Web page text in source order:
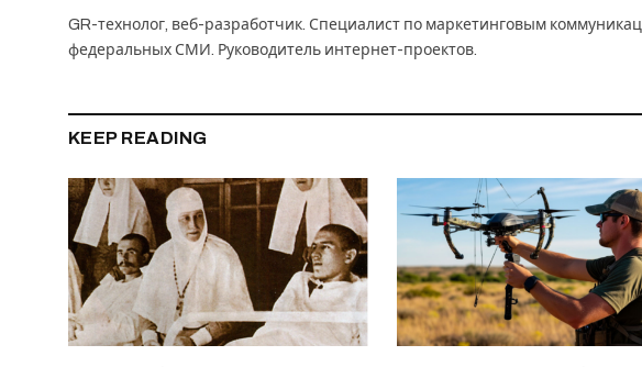
GR-технолог, веб-разработчик. Специалист по маркетинговым
федеральных СМИ. Руководитель интернет-проектов.
KEEP READING